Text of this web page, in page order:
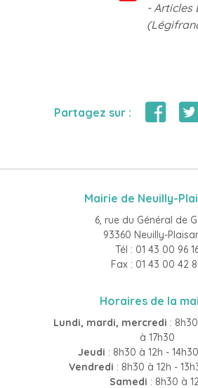
- Articles
Partagez sur :
Mairie de Neuilly-
6, rue du Général de
93360 Neuilly-
Tél : 01 43 00 96
Fax : 01 43 00 42
Horaires de la
Lundi, mardi, mercredi :
à 17h30
Jeudi : 8h30 à 12h -
Vendredi : 8h30 à 12h -
Samedi : 8h30 à